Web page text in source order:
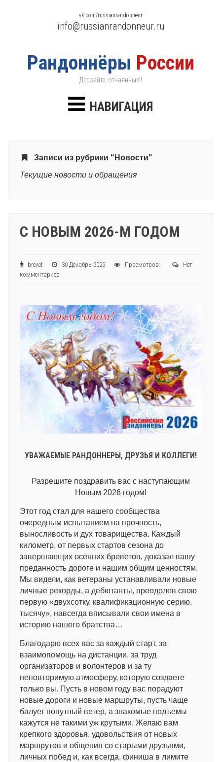
Рандоннёры России
Дерзайте, отчаянные!!
vk.com/russianrandonneur
info@russianrandonneur.ru
НАВИГАЦИЯ
Записи из рубрики "Новости"
Текущие новости и обращения
С НОВЫМ 2026-М ГОДОМ
brevet 30 Декабрь 2025 Просмотров:
Нет
комментариев
УВАЖАЕМЫЕ РАНДОННЕРЫ, ДРУЗЬЯ И КОЛЛЕГИ!
Разрешите поздравить вас с наступающим
Новым 2026 годом!
Этот год стал для нашего сообщества
очередным испытанием на прочность,
выносливость и дух товарищества. Каждый
километр, от первых стартов сезона до
завершающих осенних бреветов, доказал вашу
преданность дороге и нашим общим ценностям.
Мы видели, как ветераны устанавливали новые
личные рекорды, а дебютанты, преодолев свою
первую «двухсотку, квалификационную серию,
тысячу», навсегда вписывали свои имена в
историю нашего братства…
Благодарю всех вас за каждый старт, за
взаимопомощь на дистанции, за труд
организаторов и волонтеров и за ту
неповторимую атмосферу, которую создаете
только вы. Пусть в новом году вас порадуют
новые дороги и новые маршруты, пусть чаще
балует попутный ветер, а знакомые подъемы
кажутся не такими уж крутыми. Желаю вам
крепкого здоровья, удовольствия от новых
маршрутов и общения со старыми друзьями,
личных побед и, как всегда, финиша в лимите